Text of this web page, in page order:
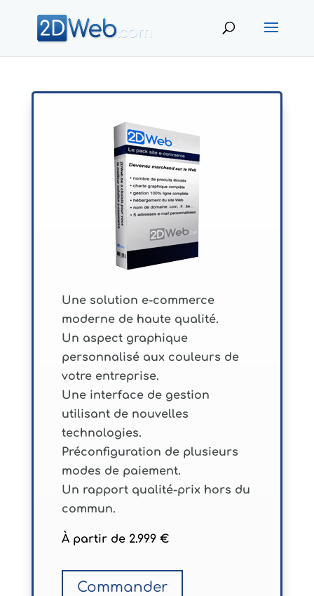
Une solution e-commerce
moderne de haute qualité.
Un aspect graphique
personnalisé aux couleurs de
votre entreprise.
Une interface de gestion
utilisant de nouvelles
technologies.
Préconfiguration de plusieurs
modes de paiement.
Un rapport qualité-prix hors du
commun.
À partir de 2.999 €
Commander